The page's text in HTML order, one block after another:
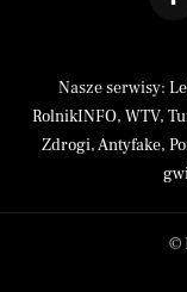
Nasze serwisy:
RolnikINFO, WTV,
Zdrogi,Antyfake,
©